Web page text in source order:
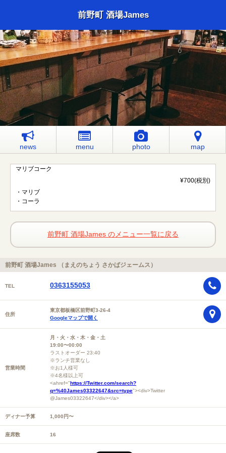
前野町 酒場James
news menu photo map
マリブコーク
¥700(税別)
・マリブ
・コーラ
前野町 酒場James のメニュー一覧に戻る
前野町 酒場James （まえのちょう さかばジェームス）
TEL 0363155053
住所
東京都板橋区前野町3-26-4
Googleマップで開く
営業時間
月・火・水・木・金・土
19:00〜00:00
ラストオーダー 23:40
※ランチ営業なし
※お1人様可
※4名様以上可
<ahref="https://Twitter.com/search?
q=%40James03322647&src=type"><div>Twitter
@James03322647</div></a>
ディナー予算 1,000円〜
座席数 16